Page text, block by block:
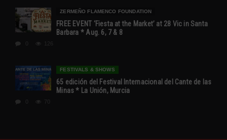
ZERMEÑO FLAMENCO FOUNDATION
FREE EVENT ‘Fiesta at the Market’ at 28 Vic in Santa
Barbara * Aug. 6, 7 & 8
FESTIVALS & SHOWS
65 edición del Festival Internacional del Cante de las
Minas * La Unión, Murcia
70